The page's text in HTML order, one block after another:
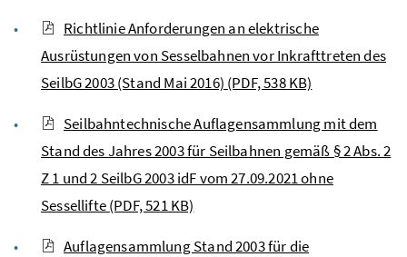
Richtlinie Anforderungen an elektrische
Ausrüstungen von Sesselbahnen vor Inkrafttreten des
SeilbG 2003 (Stand Mai 2016) (PDF, 538 KB)
Seilbahntechnische Auflagensammlung mit dem
Stand des Jahres 2003 für Seilbahnen gemäß § 2 Abs. 2
Z 1 und 2 SeilbG 2003 idF vom 27.09.2021 ohne
Sessellifte(PDF, 521 KB)
Auflagensammlung Stand 2003 für die